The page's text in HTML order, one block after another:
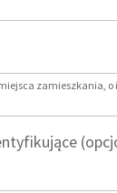
zamieszkania, o